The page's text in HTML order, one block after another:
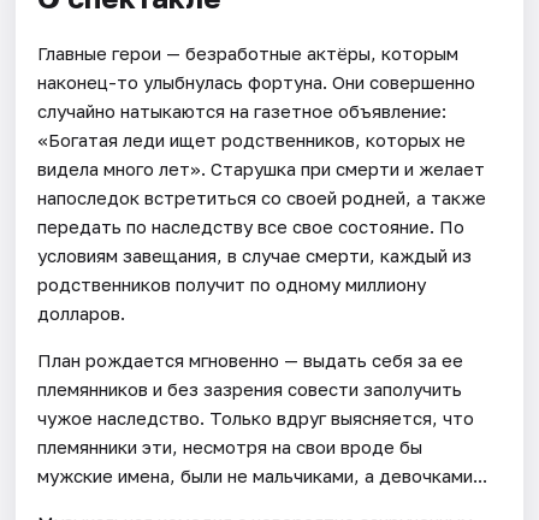
Главные герои — безработные актёры, которым
наконец-то улыбнулась фортуна. Они совершенно
случайно натыкаются на газетное объявление:
«Богатая леди ищет родственников, которых не
видела много лет». Старушка при смерти и желает
напоследок встретиться со своей родней, а также
передать по наследству все свое состояние. По
условиям завещания, в случае смерти, каждый из
родственников получит по одному миллиону
долларов.
План рождается мгновенно — выдать себя за ее
племянников и без зазрения совести заполучить
чужое наследство. Только вдруг выясняется, что
племянники эти, несмотря на свои вроде бы
мужские имена, были не мальчиками, а девочками...